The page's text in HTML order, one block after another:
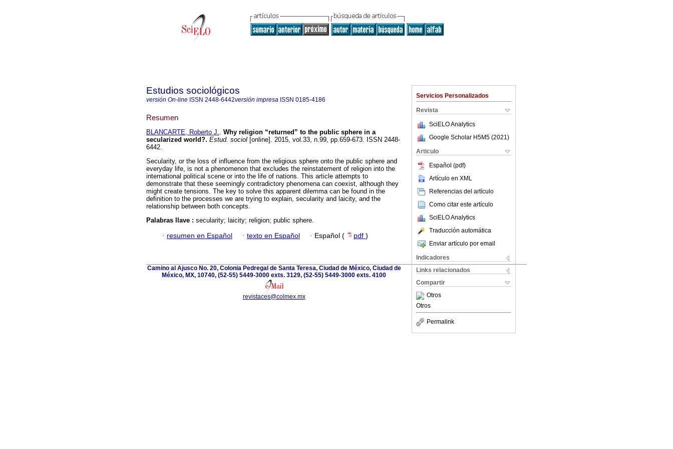
Servicios Personalizados
Revista
SciELO Analytics
Google Scholar H5M5 (2021 )
Articulo
Español (pdf)
Artículo en XML
Referencias del artículo
Como citar este artículo
SciELO Analytics
Traducción automática
Enviar artículo por email
Indicadores
Links relacionados
Compartir
Otros
Otros
Permalink
Estudios sociológicos
versión On-line ISSN 2448-6442versión impresa ISSN 0185-4186
Resumen
BLANCARTE, Roberto J.. Why religion “returned” to the public sphere in a
secularized world?. Estud. sociol [online]. 2015, vol.33, n.99, pp.659-673. ISSN 2448-
6442.
Secularity, or the loss of influence from the religious sphere onto the public sphere and
everyday life, is not a phenomenon that excludes the reinstatement of religion into the
international political scene or into the life of nations. This article attempts to
demonstrate that these seemingly contradictory phenomena can coexist, although they
might create tensions. The key to solve this apparent dilemma can be found in the
definition to the processes we are trying to explain, secularity and laicity, and the
relationship between both concepts.
Palabras llave : secularity; laicity; religion; public sphere.
· resumen en Español · texto en Español · Español ( pdf )
Camino al Ajusco No. 20, Colonia Pedregal de Santa Teresa, Ciudad de México, Ciudad de
México, MX, 10740, (52-55) 5449-3000 exts. 3129, (52-55) 5449-3000 exts. 4100
revistaces@colmex.mx